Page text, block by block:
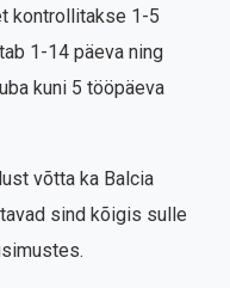
kontrollitakse 1-5
1-14 päeva ning
kuni 5 tööpäeva
võtta ka Balcia
sind kõigis sulle